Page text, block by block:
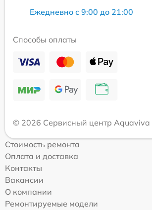
Ежедневно с 9:00 до 21:00
Способы оплаты
© 2026 Сервисный центр Aquaviva
Стоимость ремонта
Оплата и доставка
Контакты
Вакансии
О компании
Ремонтируемые модели